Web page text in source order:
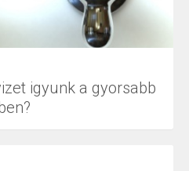
igyunk a gyorsabb